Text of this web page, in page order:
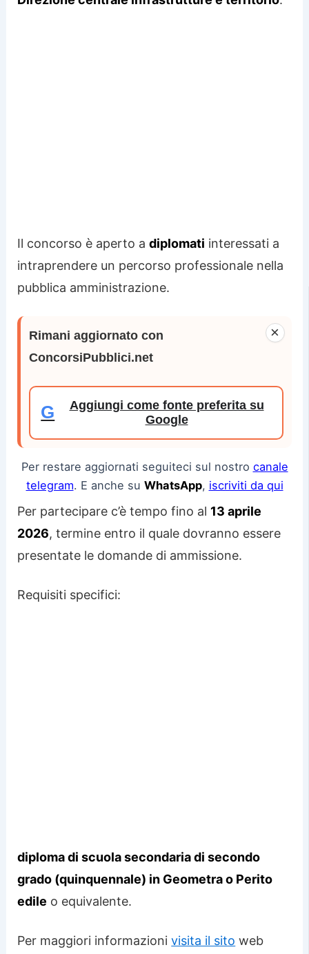
Il concorso è aperto adiplomati interessati a
intraprendere un percorso professionale nella
pubblica amministrazione.
×
Rimani aggiornato con
ConcorsiPubblici.net
G
Aggiungi come fonte preferita su
Google
Per restare aggiornati seguiteci sul nostro canale
telegram. E anche su WhatsApp, iscriviti da qui
Per partecipare c’è tempo fino al 13 aprile
2026, termine entro il quale dovranno essere
presentate le domande di ammissione.
Requisiti specifici:
diploma di scuola secondaria di secondo
grado (quinquennale) in Geometra o Perito
edile o equivalente.
Per maggiori informazionivisita il sito web